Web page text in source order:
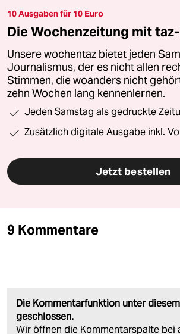
10 Ausgaben für 10 Euro
Die Wochenzeitung mit
Unsere wochentaz bietet jeden
Journalismus, der es nicht allen
Stimmen, die woanders nicht
zehn Wochen lang kennenlernen.
Jeden Samstag als gedruckte
Zusätzlich digitale Ausgabe inkl.
Jetzt bestellen
9 Kommentare
Die Kommentarfunktion unter
geschlossen.
Wir öffnen die Kommentarspalte bei